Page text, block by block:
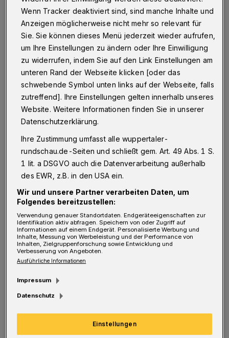
S ein Ordern ist umständlich und gelingt
ohne Preisgabe vieler persönlicher Daten
schon gar nicht. Dennoch hätte der Taxibus
eine Alternative sein können, um die
Kompletteinstellung des ohnehin schon
unzumutbar ausgedünnten Fahrplans der
Linie 639 etwas abzumildern.
Samstag, 21. August, 13.15 Uhr, Elberfeld. Wir
beschließen, es zu versuchen. Anruf unter der
angegebenen Telefonnummer der WSW mobil
GmbH. Nach nervig langen 15 Minuten in der
Warteschleife meldet sich im Auftrag der
WSW ein „Callcenter“, um die von der WSW
mobil GmbH für notwendig erachteten
persönlichen Daten aufzunehmen und
weiterzuleiten.
Jetzt wird es knapp. Um 13.57 Uhr müssen wir
gemäß Fahrplan an der angegebenen
Haltestelle in Sonnborn sein. Die Warteschleife
hat unseren Zeitplan kräftig
Wenn Tracker deaktiviert sind, sind manche Inhalte und
Anzeigen möglicherweise nicht mehr so relevant für
Sie. Sie können dieses Menü jederzeit wieder aufrufen,
um Ihre Einstellungen zu ändern oder Ihre Einwilligung
zu widerrufen, indem Sie auf den Link Einstellungen am
unteren Rand der Webseite klicken [oder das
schwebende Symbol unten links auf der Webseite, falls
zutreffend]. Ihre Einstellungen gelten innerhalb unseres
Website. Weitere Informationen finden Sie in unserer
Datenschutzerklärung.
Ihre Zustimmung umfasst alle wuppertaler-
rundschau.de-Seiten und schließt gem. Art. 49 Abs. 1 S.
1 lit. a DSGVO auch die Datenverarbeitung außerhalb
des EWR, z.B. in den USA ein.
Wir und unsere Partner verarbeiten Daten, um
Folgendes bereitzustellen:
Verwendung genauer Standortdaten. Endgeräteeigenschaften zur
Identifikation aktiv abfragen. Speichern von oder Zugriff auf
Informationen auf einem Endgerät. Personalisierte Werbung und
Inhalte, Messung von Werbeleistung und der Performance von
Inhalten, Zielgruppenforschung sowie Entwicklung und
Verbesserung von Angeboten.
Ausführliche Informationen
Impressum
Datenschutz
Einstellungen